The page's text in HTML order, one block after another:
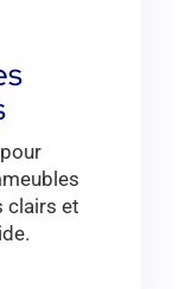
clairs et